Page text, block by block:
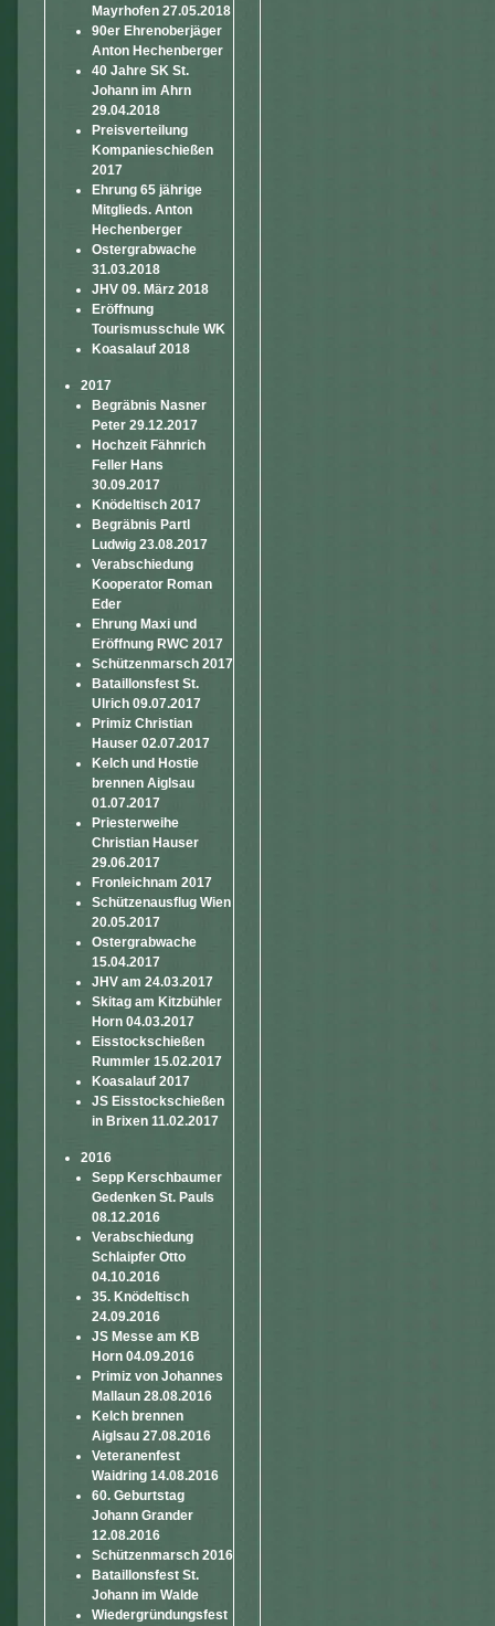
Mayrhofen 27.05.2018
90er Ehrenoberjäger
Anton Hechenberger
40 Jahre SK St.
Johann im Ahrn
29.04.2018
Preisverteilung
Kompanieschießen
2017
Ehrung 65 jährige
Mitglieds. Anton
Hechenberger
Ostergrabwache
31.03.2018
JHV 09. März 2018
Eröffnung
Tourismusschule WK
Koasalauf 2018
2017
Begräbnis Nasner
Peter 29.12.2017
Hochzeit Fähnrich
Feller Hans
30.09.2017
Knödeltisch 2017
Begräbnis Partl
Ludwig 23.08.2017
Verabschiedung
Kooperator Roman
Eder
Ehrung Maxi und
Eröffnung RWC 2017
Schützenmarsch 2017
Bataillonsfest St.
Ulrich 09.07.2017
Primiz Christian
Hauser 02.07.2017
Kelch und Hostie
brennen Aiglsau
01.07.2017
Priesterweihe
Christian Hauser
29.06.2017
Fronleichnam 2017
Schützenausflug Wien
20.05.2017
Ostergrabwache
15.04.2017
JHV am 24.03.2017
Skitag am Kitzbühler
Horn 04.03.2017
Eisstockschießen
Rummler 15.02.2017
Koasalauf 2017
JS Eisstockschießen
in Brixen 11.02.2017
2016
Sepp Kerschbaumer
Gedenken St. Pauls
08.12.2016
Verabschiedung
Schlaipfer Otto
04.10.2016
35. Knödeltisch
24.09.2016
JS Messe am KB
Horn 04.09.2016
Primiz von Johannes
Mallaun 28.08.2016
Kelch brennen
Aiglsau 27.08.2016
Veteranenfest
Waidring 14.08.2016
60. Geburtstag
Johann Grander
12.08.2016
Schützenmarsch 2016
Bataillonsfest St.
Johann im Walde
Wiedergründungsfest